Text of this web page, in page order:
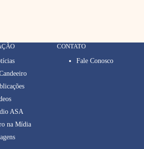
ASA
na Mídia
CONTATO
Fale Conosco